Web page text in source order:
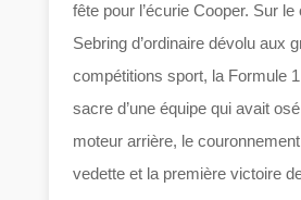
fête pour l’écurie Cooper. Sur le
Sebring d’ordinaire dévolu aux
compétitions sport, la Formule
sacre d’une équipe qui avait
moteur arrière, le
vedette et la première victoire